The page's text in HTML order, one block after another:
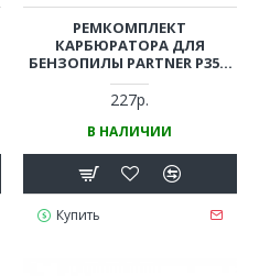
РЕМКОМПЛЕКТ
КАРБЮРАТОРА ДЛЯ
БЕНЗОПИЛЫ PARTNER P350,
P351
227р.
В НАЛИЧИИ
Купить